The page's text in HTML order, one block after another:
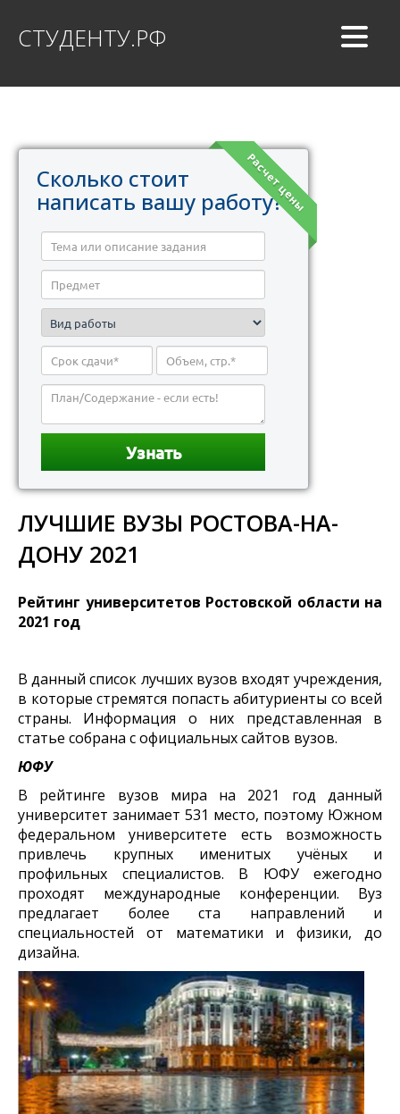
СТУДЕНТУ.РФ
Расчет цены
Сколько стоит
написать вашу работу?
ЛУЧШИЕ ВУЗЫ РОСТОВА-НА-
ДОНУ 2021
Рейтинг университетов Ростовской области на
2021 год
В данный список лучших вузов входят учреждения,
в которые стремятся попасть абитуриенты со всей
страны. Информация о них представленная в
статье собрана с официальных сайтов вузов.
ЮФУ
В рейтинге вузов мира на 2021 год данный
университет занимает 531 место, поэтому Южном
федеральном университете есть возможность
привлечь крупных именитых учёных и
профильных специалистов. В ЮФУ ежегодно
проходят международные конференции. Вуз
предлагает более ста направлений и
специальностей от математики и физики, до
дизайна.